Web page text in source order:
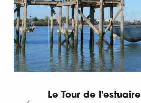
Le Tour de